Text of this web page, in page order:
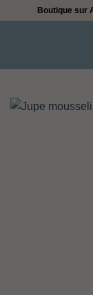
Boutique sur